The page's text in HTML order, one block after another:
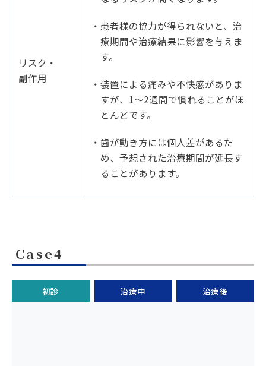
リスク・
副作用
・患者様の協力が得られないと、治
療期間や治療結果に影響を与えま
す。
・装置による痛みや不快感がありま
すが、1～2週間で慣れることがほ
とんどです。
・歯が動き方には個人差があるた
め、予想された治療期間が延長す
ることがあります。
Case4
初診 治療中 治療後